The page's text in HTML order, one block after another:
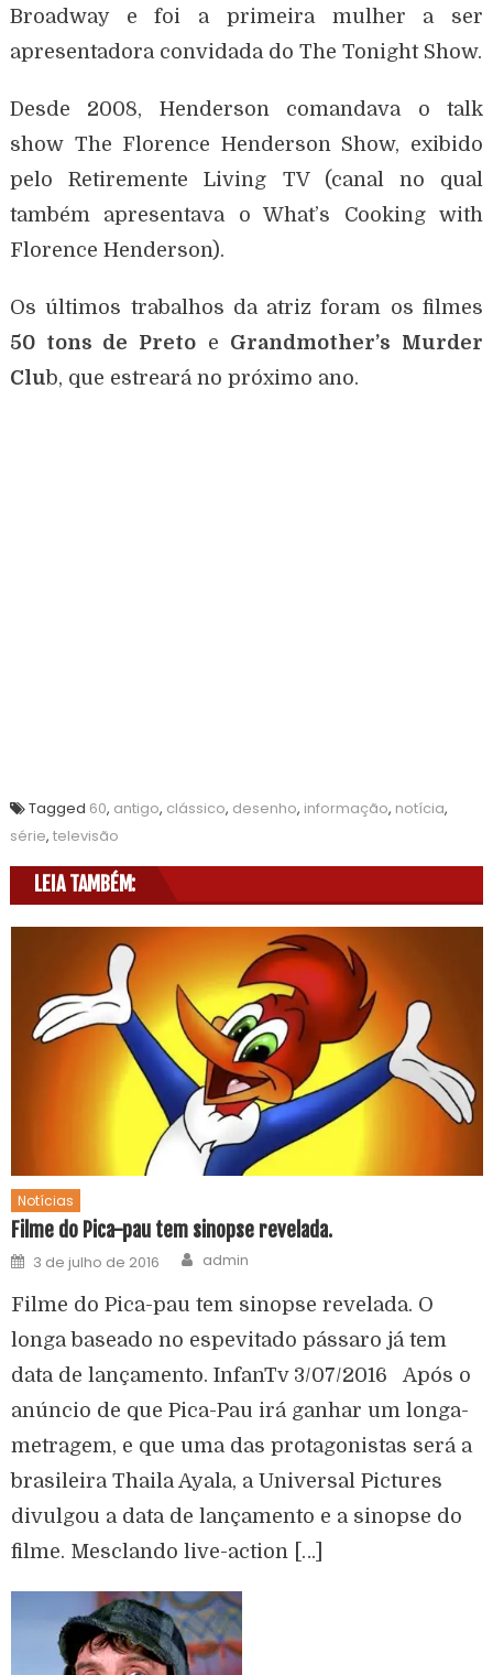
Broadway e foi a primeira mulher a ser
apresentadora convidada do The Tonight Show.
Desde 2008, Henderson comandava o talk
show The Florence Henderson Show, exibido
pelo Retiremente Living TV (canal no qual
também apresentava o What’s Cooking with
Florence Henderson).
Os últimos trabalhos da atriz foram os filmes
50 tons de Preto e Grandmother’s Murder
Club, que estreará no próximo ano.
Tagged 60, antigo, clássico, desenho, informação, notícia,
série, televisão
LEIA TAMBÉM:
Notícias
Filme do Pica-pau tem sinopse revelada.
3 de julho de 2016 admin
Filme do Pica-pau tem sinopse revelada. O
longa baseado no espevitado pássaro já tem
data de lançamento. InfanTv 3/07/2016 Após o
anúncio de que Pica-Pau irá ganhar um longa-
metragem, e que uma das protagonistas será a
brasileira Thaila Ayala, a Universal Pictures
divulgou a data de lançamento e a sinopse do
filme. Mesclando live-action […]